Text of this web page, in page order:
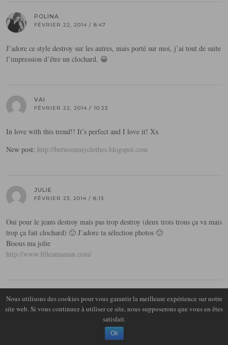
POLINA
FÉVRIER 22, 2014 / 8:47
J’adore ce style destroy sur les autres, mais porté sur moi, j’ai tout de suite
l’impression d’être un clochard. 😀
VAI
FÉVRIER 22, 2014 / 10:23
In love with this trend!! It’s perfect and I love it! Xx
New post: http://betweenmyclothes.blogspot.com
JULIE
FÉVRIER 23, 2014 / 8:13
Oui pour le jeans destroy mais pas trop destroy (deux trois trous ça va mais
trop ça fait clochard) 🙂 J’adore ta sélection photos 🙂
Bisous ma jolie
http://www.filleamaman.com/
FÉVRIER 23, 2014 / 10:10
J’adore ! Avec une paire d’escarpins et un perfecto c’est parfait xx
Nous utilisons des cookies pour vous garantir la meilleure expérience sur notre
site web. Si vous continuez à utiliser ce site, nous supposerons que vous en êtes
satisfait.
Ok